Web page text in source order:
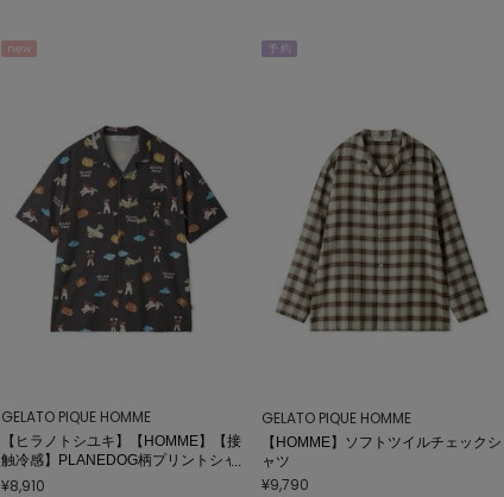
new
GELATO PIQUE HOMME
【ヒラノトシユキ】【HOMME】【接
触冷感】PLANEDOG柄プリントシャ
ツ
¥8,910
予 約
GELATO PIQUE HOMME
【HOMME】ソフトツイルチェックシ
ャツ
¥9,790